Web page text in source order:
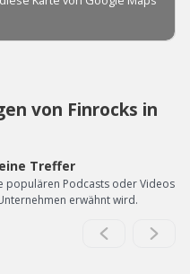
von Finrocks in
Treffer
populären Podcasts oder Videos
erwähnt wird.